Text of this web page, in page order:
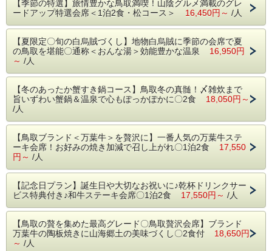
際にフロントにてお申し付けください。
※石鹸／シャンプー／リンス／ボディソープ／ドライヤー等
は、浴室ならびに各浴場の脱衣場にてご用意しております。
■全室禁煙
【季節の特選】旅情豊かな鳥取満喫！山陰グルメ満載のグレ
ードアップ特選会席＜1泊2食・松コース＞ 16,450円～ /人
【夏限定〇旬の白烏賊づくし】地物白烏賊に季節の会席で夏
の鳥取を堪能〇通称＜おんな湯＞効能豊かな温泉 16,950円
～ /人
【冬のあったか蟹すき鍋コース】鳥取冬の真髄！〆雑炊まで
旨いずわい蟹鍋＆温泉で心もぽっかぽかに〇2食 18,050円～
/人
【鳥取ブランド＜万葉牛＞を贅沢に】一番人気の万葉牛ステ
ーキ会席！お好みの焼き加減で召し上がれ〇1泊2食 17,550
円～ /人
【記念日プラン】誕生日や大切なお祝いに♪乾杯ドリンクサー
ビス特典付き♪和牛ステーキ会席〇1泊2食 17,550円～ /人
【鳥取の贅を集めた最高グレード〇鳥取贅沢会席】ブランド
万葉牛の陶板焼きに山海郷土の美味づくし〇2食付 18,650円
～ /人